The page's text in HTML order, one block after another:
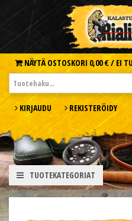
NÄYTÄ OSTOSKORI 0,00 € / EI
KIRJAUDU REKISTERÖIDY
TUOTEKATEGORIAT